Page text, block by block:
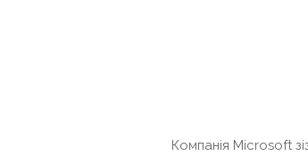
Компанія Microsoft